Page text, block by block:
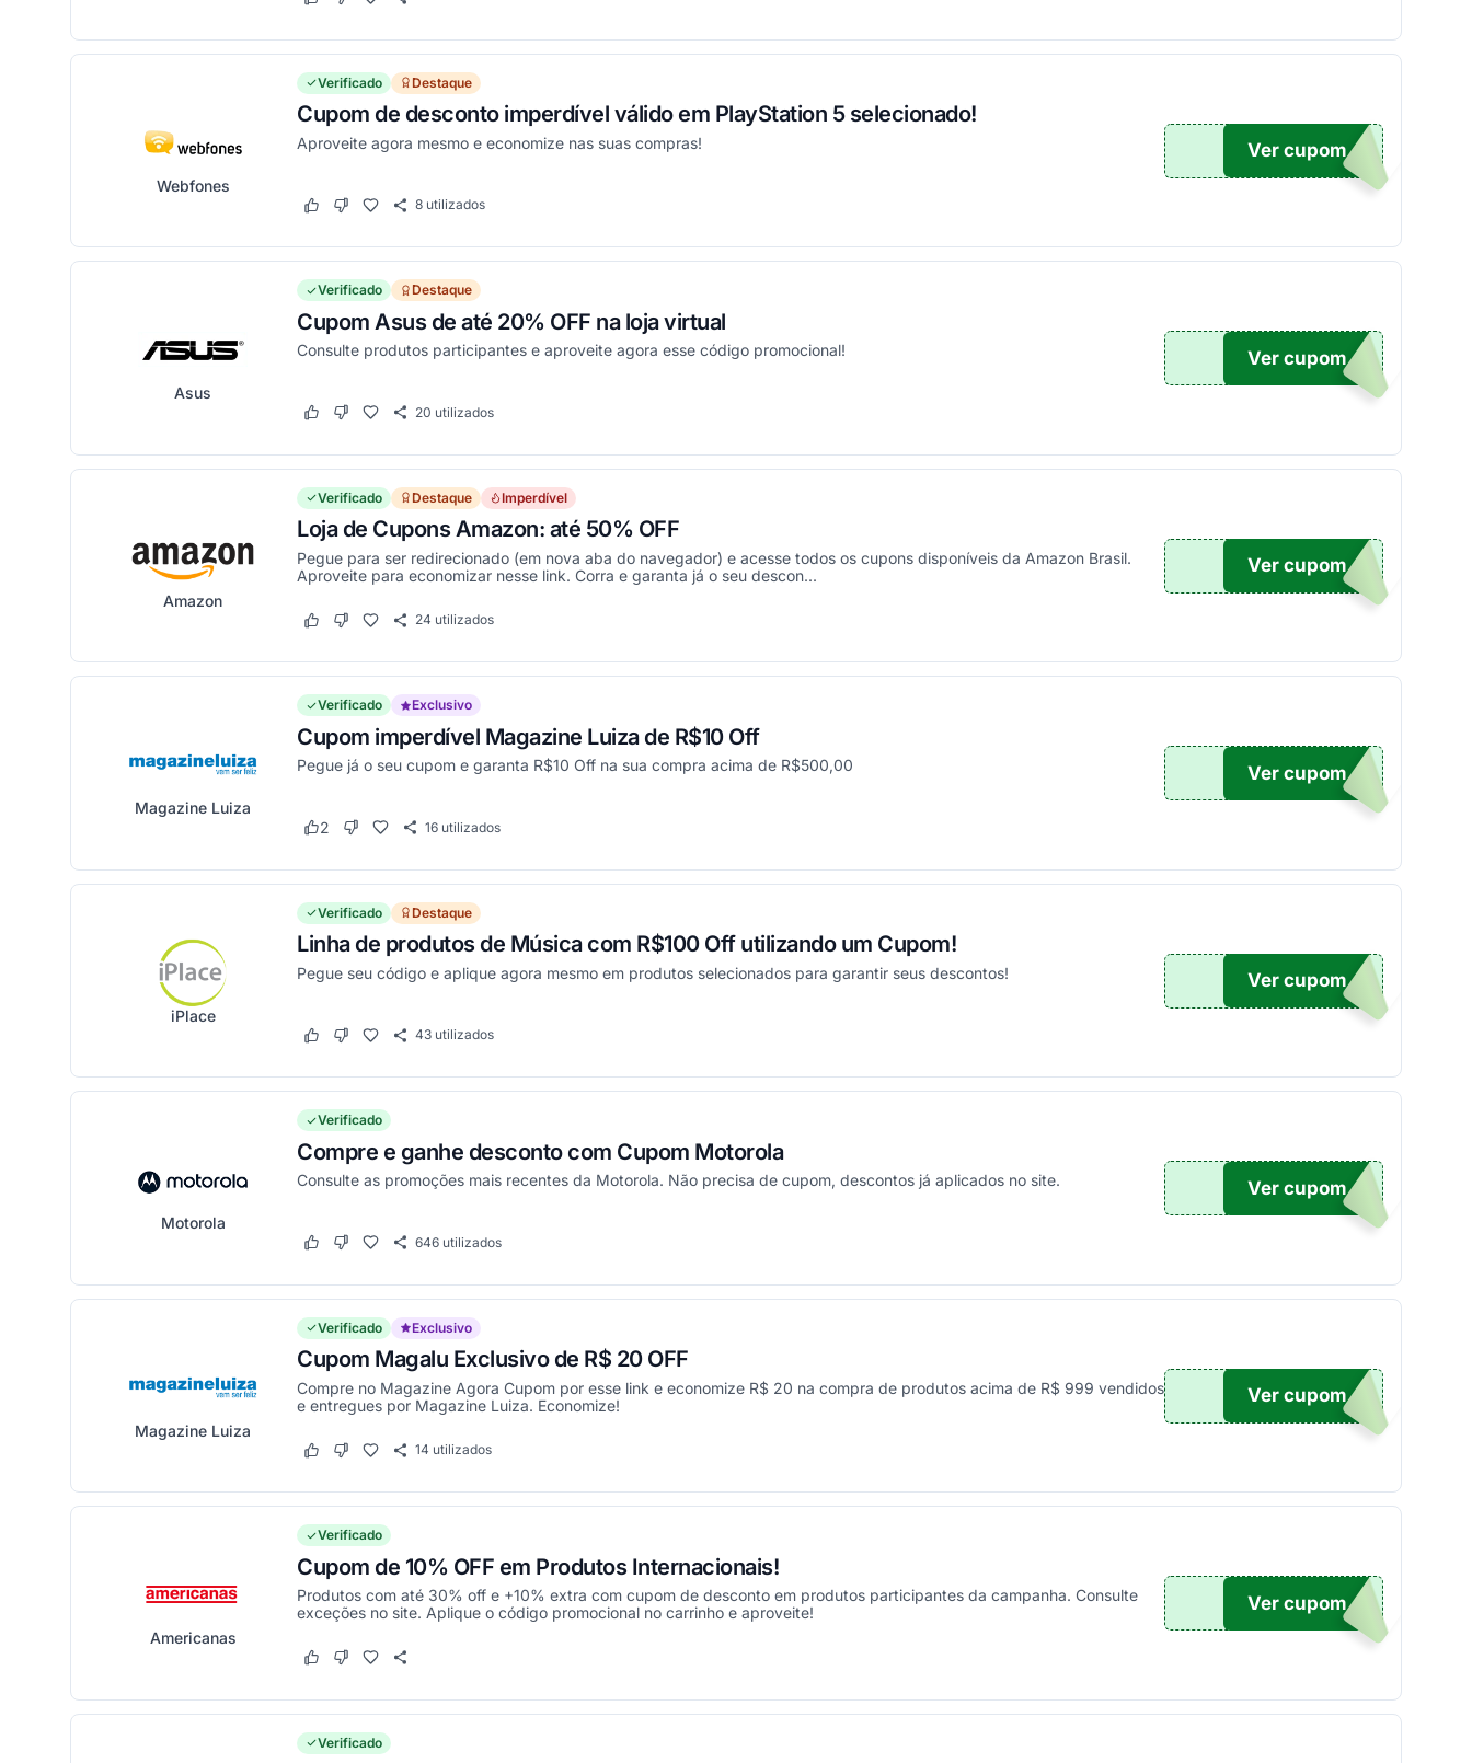
Este cupom funcionou
Este cupom não funcionou
Webfones
Verificado Destaque
Cupom de desconto imperdível válido em PlayStation 5 selecionado!
Aproveite agora mesmo e economize nas suas compras!
Este cupom funcionou
Este cupom não funcionou
8 utilizados
O100
Ver cupom
Asus
Verificado Destaque
Cupom Asus de até 20% OFF na loja virtual
Consulte produtos participantes e aproveite agora esse código promocional!
Este cupom funcionou
Este cupom não funcionou
20 utilizados
20
Ver cupom
Amazon
Verificado Destaque Imperdível
Loja de Cupons Amazon: até 50% OFF
Pegue para ser redirecionado (em nova aba do navegador) e acesse todos os cupons disponíveis da Amazon Brasil.
Aproveite para economizar nesse link. Corra e garanta já o seu descon...
Este cupom funcionou
Este cupom não funcionou
24 utilizados
TICO
Ver cupom
Magazine Luiza
Verificado Exclusivo
Cupom imperdível Magazine Luiza de R$10 Off
Pegue já o seu cupom e garanta R$10 Off na sua compra acima de R$500,00
Este cupom funcionou
2 Este cupom não funcionou
16 utilizados
UPOM
Ver cupom
iPlace
Verificado Destaque
Linha de produtos de Música com R$100 Off utilizando um Cupom!
Pegue seu código e aplique agora mesmo em produtos selecionados para garantir seus descontos!
Este cupom funcionou
Este cupom não funcionou
43 utilizados
100
Ver cupom
Motorola
Verificado
Compre e ganhe desconto com Cupom Motorola
Consulte as promoções mais recentes da Motorola. Não precisa de cupom, descontos já aplicados no site.
Este cupom funcionou
Este cupom não funcionou
646 utilizados
TICO
Ver cupom
Magazine Luiza
Verificado Exclusivo
Cupom Magalu Exclusivo de R$ 20 OFF
Compre no Magazine Agora Cupom por esse link e economize R$ 20 na compra de produtos acima de R$ 999 vendidos
e entregues por Magazine Luiza. Economize!
Este cupom funcionou
Este cupom não funcionou
14 utilizados
UPOM
Ver cupom
Americanas
Verificado
Cupom de 10% OFF em Produtos Internacionais!
Produtos com até 30% off e +10% extra com cupom de desconto em produtos participantes da campanha. Consulte
exceções no site. Aplique o código promocional no carrinho e aproveite!
Este cupom funcionou
Este cupom não funcionou
10
Ver cupom
Verificado